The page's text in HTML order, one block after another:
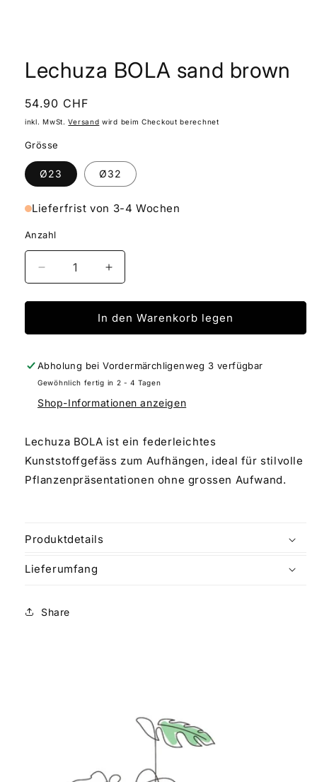
Modal
öffnen
Lechuza BOLA sand brown
Normaler
Preis
54.90 CHF
inkl. MwSt.Versand wird beim Checkout berechnet
Grösse
Ø23 Ø32
Lieferfrist von 3-4 Wochen
Anzahl
Verringere
die
Menge
Lechuza
sand
brown
Erhöhe
die
Menge
für
Lechuza
sand
brown
In den Warenkorb legen
Abholung beiVordermärchligenweg 3 verfügbar
Gewöhnlich fertig in 2 - 4 Tagen
Shop-Informationen anzeigen
Lechuza BOLA ist ein federleichtes
Kunststoffgefäss zum Aufhängen, ideal für stilvolle
Pflanzenpräsentationen ohne grossen Aufwand.
Produktdetails
Lieferumfang
Share